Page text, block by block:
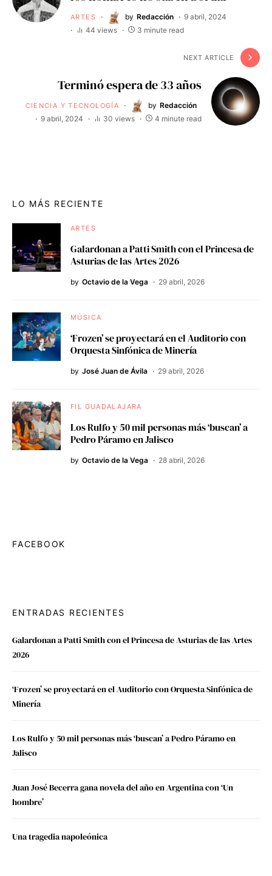
ARTES by Redacción
9 abril, 2024
44 views
3 minute read
NEXT ARTICLE
Terminó espera de 33 años
CIENCIA Y TECNOLOGÍA by Redacción
9 abril, 2024
30 views 4 minute read
LO MÁS RECIENTE
ARTES
Galardonan a Patti Smith con el Princesa de
Asturias de las Artes 2026
by Octavio de la Vega 29 abril, 2026
MÚSICA
‘Frozen’ se proyectará en el Auditorio con
Orquesta Sinfónica de Minería
by José Juan de Ávila 29 abril, 2026
FIL GUADALAJARA
Los Rulfo y 50 mil personas más ‘buscan’ a
Pedro Páramo en Jalisco
by Octavio de la Vega 28 abril, 2026
FACEBOOK
ENTRADAS RECIENTES
Galardonan a Patti Smith con el Princesa de Asturias de las Artes
2026
‘Frozen’ se proyectará en el Auditorio con Orquesta Sinfónica de
Minería
Los Rulfo y 50 mil personas más ‘buscan’ a Pedro Páramo en
Jalisco
Juan José Becerra gana novela del año en Argentina con ‘Un
hombre’
Una tragedia napoleónica